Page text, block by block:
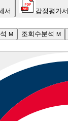
서 감정평가서
M 조회수분석 M